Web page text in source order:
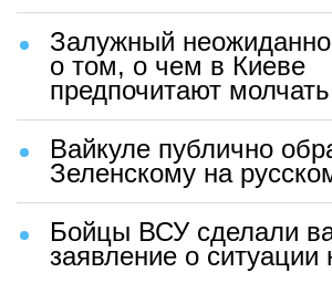
Залужный неожиданно
о том, о чем в Киеве
предпочитают молчать
Вайкуле публично
Зеленскому на
Бойцы ВСУ сделали
заявление о